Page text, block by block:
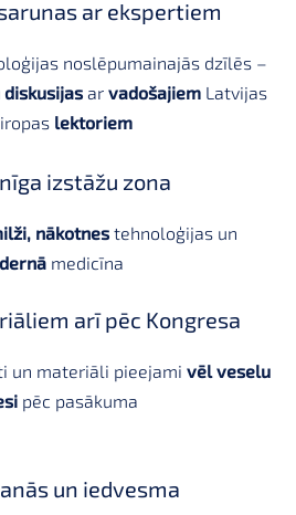
ar ekspertiem
noslēpumainajās dzīlēs –
ar vadošajiem Latvijas
lektoriem
izstāžu zona
nākotnes tehnoloģijas un
medicīna
arī pēc Kongresa
un materiāli pieejami vēl veselu
pēc pasākuma
un iedvesma